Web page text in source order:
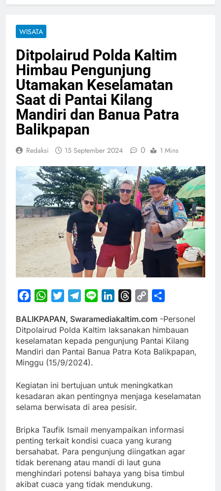
WISATA
Ditpolairud Polda Kaltim
Himbau Pengunjung
Utamakan Keselamatan
Saat di Pantai Kilang
Mandiri dan Banua Patra
Balikpapan
Redaksi 15 September 2024 0 1 Mins
FacebookWhatsApp
TwitterTelegram
Line LinkedInThreads
Copy
BALIKPAPAN, Swaramediakaltim.com -Personel
Ditpolairud Polda Kaltim laksanakan himbauan
keselamatan kepada pengunjung Pantai Kilang
Mandiri dan Pantai Banua Patra Kota Balikpapan,
Minggu (15/9/2024).
Kegiatan ini bertujuan untuk meningkatkan
kesadaran akan pentingnya menjaga keselamatan
selama berwisata di area pesisir.
Bripka Taufik Ismail menyampaikan informasi
penting terkait kondisi cuaca yang kurang
bersahabat. Para pengunjung diingatkan agar
tidak berenang atau mandi di laut guna
menghindari potensi bahaya yang bisa timbul
akibat cuaca yang tidak mendukung.